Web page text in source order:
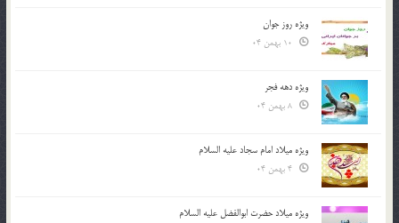
ویژه روز جوان
ویژه دهه فجر
ویژه میلاد امام سجاد علیه السلام
ویژه میلاد حضرت ابوالفضل علیه السلام